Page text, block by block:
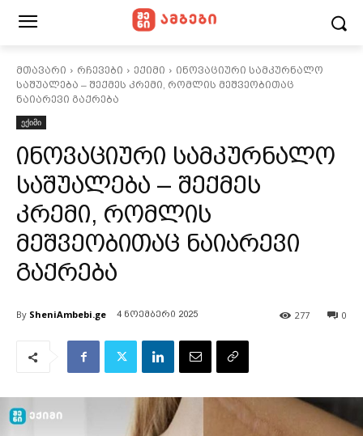
მთავარი რჩევები ექიმი
ინოვაციური სამკურნალო
საშუალება – შექმეს კრემი, რომლის მეშვეობითაც
ნაიარევი გაქრება
ექიმი
ინოვაციური სამკურნალო
საშუალება – შექმეს
კრემი, რომლის
მეშვეობითაც ნაიარევი
გაქრება
By SheniAmbebi.ge 4 ნოემბერი 2025 0
277